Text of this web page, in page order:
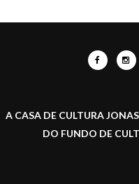
A CASA DE CULTURA
DO FUNDO DE